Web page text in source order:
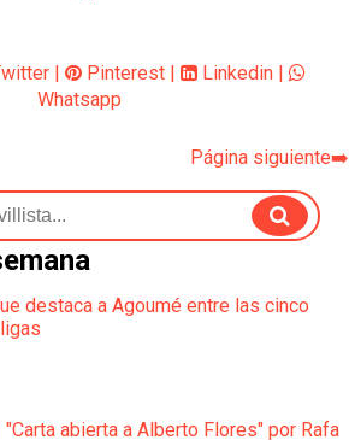
| Pinterest | Linkedin |
Whatsapp
Página siguiente➡️
destaca a Agoumé entre las cinco
"Carta abierta a Alberto Flores" por Rafa